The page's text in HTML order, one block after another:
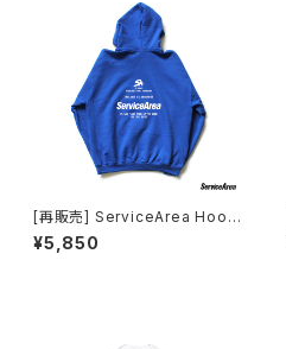
[再販売] ServiceArea Hoodi
e
¥5,850